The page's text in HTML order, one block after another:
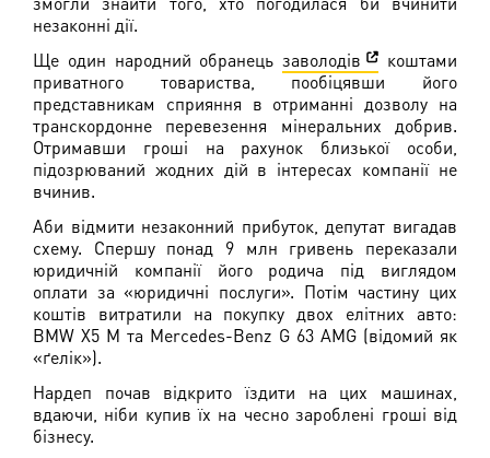
незаконні дії.
Ще один народний обранецьзаволодів
коштами
приватного товариства, пообіцявши його
представникам сприяння в отриманні дозволу на
транскордонне перевезення мінеральних добрив.
Отримавши гроші на рахунок близької особи,
підозрюваний жодних дій в інтересах компанії не
вчинив.
Аби відмити незаконний прибуток, депутат вигадав
схему. Спершу понад 9 млн гривень переказали
юридичній компанії його родича під виглядом
оплати за «юридичні послуги». Потім частину цих
коштів витратили на покупку двох елітних авто:
BMW X5 M та Mercedes-Benz G 63 AMG (відомий як
«ґелік»).
Нардеп почав відкрито їздити на цих машинах,
вдаючи, ніби купив їх на чесно зароблені гроші від
бізнесу.